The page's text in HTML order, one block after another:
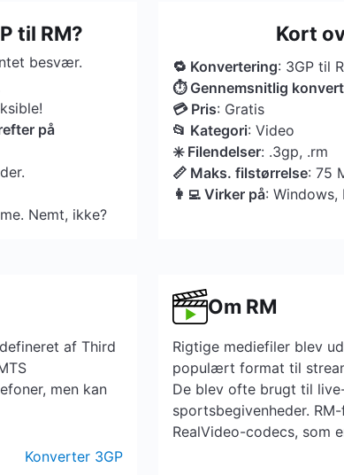
til RM?
besvær.
på
Nemt, ikke?
Kort
🔁 Konvertering: 3GP til
⏱ Gennemsnitlig
💳 Pris: Gratis
📂 Kategori: Video
✳️ Filendelser: .3gp, .rm
📏 Maks. filstørrelse: 75
👩‍💻 Virker på: Windows,
af Third
men kan
Konverter 3GP
Om RM
Rigtige mediefiler blev
populært format til
De blev ofte brugt til
sportsbegivenheder.
RealVideo-codecs, som